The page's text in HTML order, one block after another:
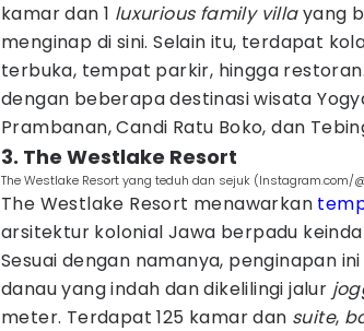
kamar dan 1 luxurious family villayang
menginap di sini. Selain itu, terdapat
terbuka, tempat parkir, hingga
dengan beberapa destinasi wisata
Prambanan, Candi Ratu Boko, dan
3. The Westlake Resort
The Westlake Resort yang teduh dan sejuk (Instagram.com/
The Westlake Resort menawarkan
arsitektur kolonial Jawa berpadu
Sesuai dengan namanya, penginapan
danau yang indah dan dikelilingi jalur
meter. Terdapat 125 kamar dan suite,